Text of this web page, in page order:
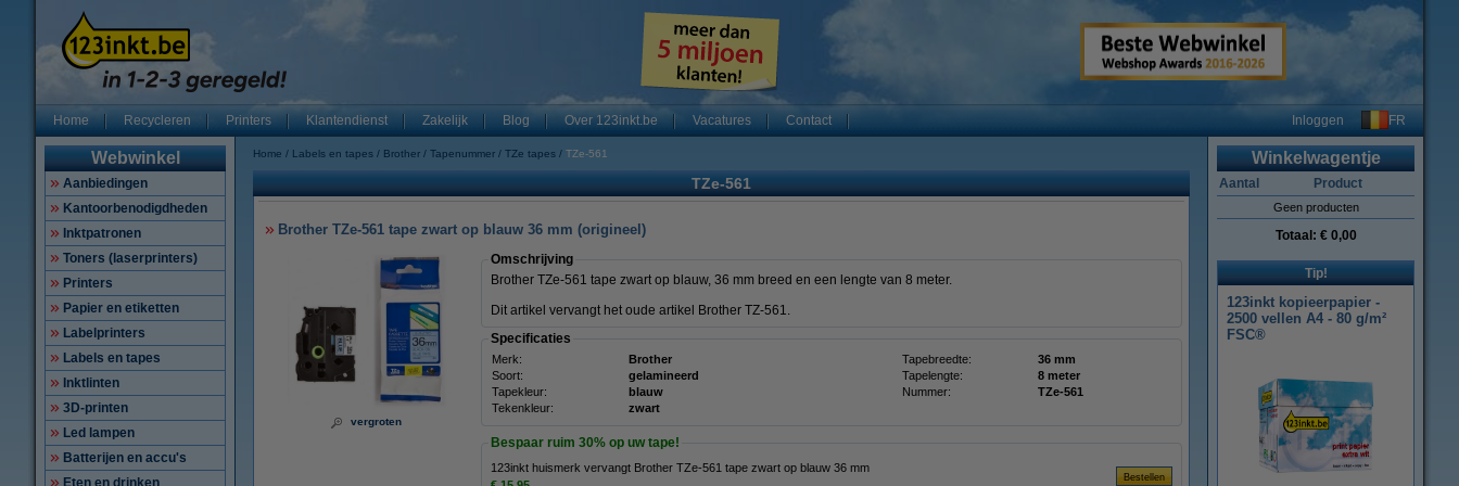
Home Recycleren Printers Klantendienst Zakelijk Blog Over 123inkt.be Vacatures Contact Inloggen FR
Webwinkel
Aanbiedingen
Kantoorbenodigdheden
Inktpatronen
Toners (laserprinters)
Printers
Papier en etiketten
Labelprinters
Labels en tapes
Inktlinten
3D-printen
Led lampen
Batterijen en accu's
Eten en drinken
Home Labels en tapes Brother Tapenummer TZe tapes TZe-561
TZe-561
Brother TZe-561 tape zwart op blauw 36 mm (origineel)
vergroten
Omschrijving
Brother TZe-561 tape zwart op blauw, 36 mm breed en een lengte van 8 meter.
Dit artikel vervangt het oude artikel Brother TZ-561.
Specificaties
Merk: Brother Tapebreedte:
36 mm
Soort:
gelamineerd Tapelengte:
8 meter
Tapekleur:
blauw Nummer:
TZe-561
Tekenkleur:
zwart
Bespaar ruim 30% op uw tape!
123inkt huismerk vervangt Brother TZe-561 tape zwart op blauw 36 mm
Winkelwagentje
Aantal Product
Geen producten
Totaal: € 0,00
Tip!
123inkt kopieerpapier -
2500 vellen A4 - 80 g/m²
FSC®